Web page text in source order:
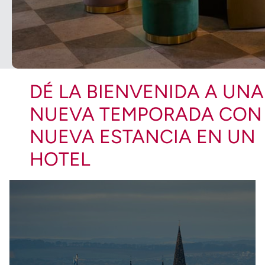
DÉ LA BIENVENIDA A UNA
NUEVA TEMPORADA
NUEVA ESTANCIA EN UN
HOTEL